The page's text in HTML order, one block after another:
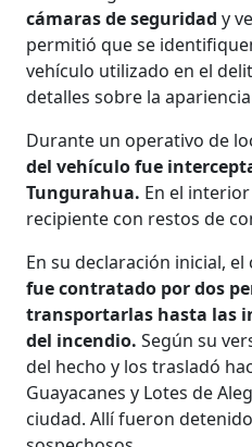
cámaras de seguridady
permitió que se
vehículo utilizado en el
detalles sobre la
Durante un operativo de
del vehículo fue
Tungurahua. En el
recipiente con restos de
En su declaración inicial,
fue contratado por dos
transportarlas hasta las
del incendio.Según su
del hecho y los trasladó
Guayacanes y Lotes de
ciudad. Allí fueron